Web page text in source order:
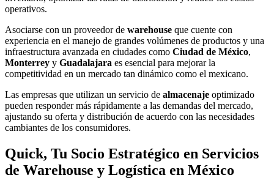
operativos.
Asociarse con un proveedor de warehouse que cuente con
experiencia en el manejo de grandes volúmenes de productos y una
infraestructura avanzada en ciudades como Ciudad de México,
Monterrey y Guadalajara es esencial para mejorar la
competitividad en un mercado tan dinámico como el mexicano.
Las empresas que utilizan un servicio de almacenaje optimizado
pueden responder más rápidamente a las demandas del mercado,
ajustando su oferta y distribución de acuerdo con las necesidades
cambiantes de los consumidores.
Quick, Tu Socio Estratégico en Servicios
de Warehouse y Logística en México